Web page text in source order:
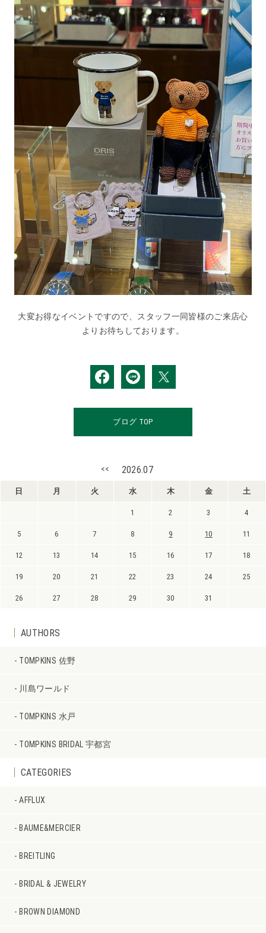
大変お得なイベントですので、スタッフ一同皆様のご来店心
よりお待ちしております。
ブログ TOP
<< 2026.07
日 月 火 水 木 金 土
1 2 3 4
5 6 7 8 9 10 11
12 13 14 15 16 17 18
19 20 21 22 23 24 25
26 27 28 29 30 31
AUTHORS
TOMPKINS 佐野
川島ワールド
TOMPKINS 水戸
TOMPKINS BRIDAL 宇都宮
CATEGORIES
AFFLUX
BAUME&MERCIER
BREITLING
BRIDAL & JEWELRY
BROWN DIAMOND